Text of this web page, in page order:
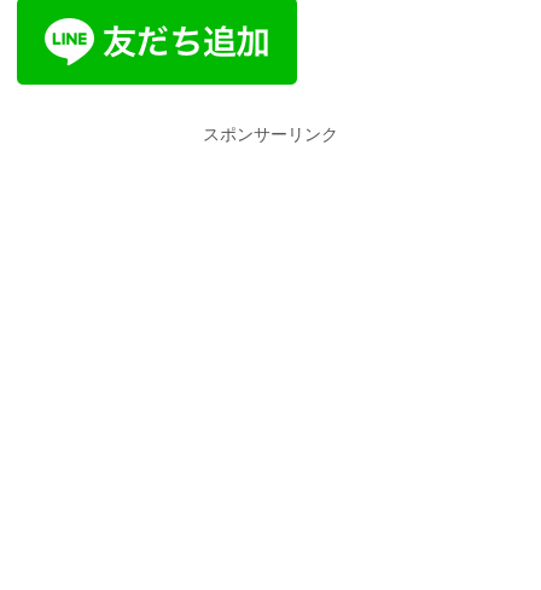
スポンサーリンク